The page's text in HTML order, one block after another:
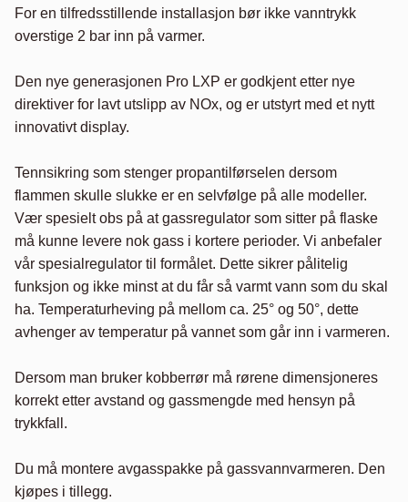
For en tilfredsstillende installasjon bør ikke vanntrykk
overstige 2 bar inn på varmer.
Den nye generasjonen Pro LXP er godkjent etter nye
direktiver for lavt utslipp av NOx, og er utstyrt med et nytt
innovativt display.
Tennsikring som stenger propantilførselen dersom
flammen skulle slukke er en selvfølge på alle modeller.
Vær spesielt obs på at gassregulator som sitter på flaske
må kunne levere nok gass i kortere perioder. Vi anbefaler
vår spesialregulator til formålet. Dette sikrer pålitelig
funksjon og ikke minst at du får så varmt vann som du skal
ha. Temperaturheving på mellom ca. 25° og 50°, dette
avhenger av temperatur på vannet som går inn i varmeren.
Dersom man bruker kobberrør må rørene dimensjoneres
korrekt etter avstand og gassmengde med hensyn på
trykkfall.
Du må montere avgasspakke på gassvannvarmeren. Den
kjøpes i tillegg.